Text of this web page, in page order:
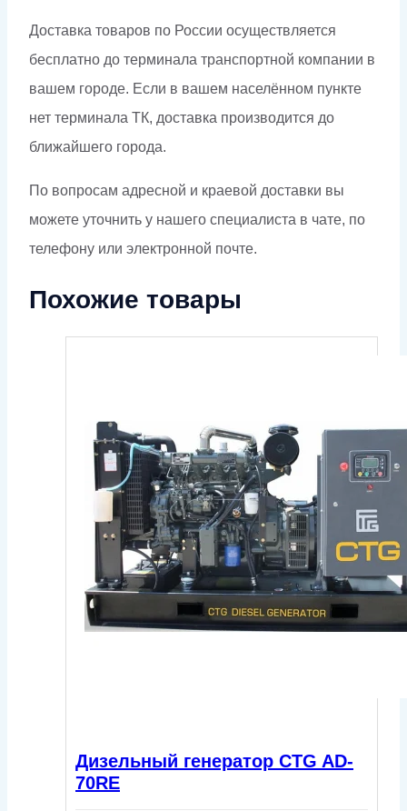
Доставка товаров по России осуществляется
бесплатно до терминала транспортной компании в
вашем городе. Если в вашем населённом пункте
нет терминала ТК, доставка производится до
ближайшего города.
По вопросам адресной и краевой доставки вы
можете уточнить у нашего специалиста в чате, по
телефону или электронной почте.
Похожие товары
Дизельный генератор CTG AD-
70RE